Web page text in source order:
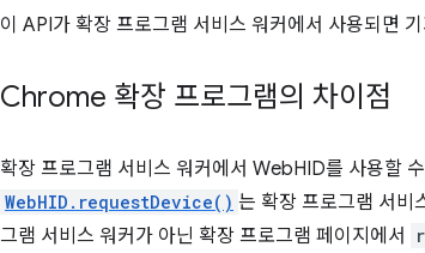
이 API가 확장 프로그램 서비스 워커에서 사용되면
Chrome 확장 프로그램의 차이점
확장 프로그램 서비스 워커에서 WebHID를 사용할
WebHID.requestDevice() 는 확장 프로그램 서비
그램 서비스 워커가 아닌 확장 프로그램 페이지에서